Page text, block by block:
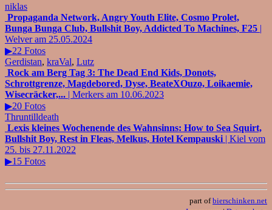
niklas
Propaganda Network, Angry Youth Elite, Cosmo Prolet,
Bunga Bunga Club, Bullshit Boy, Addicted To Machines, F25 |
Welver am 25.05.2024
▶22 Fotos
Gerdistan, kraVal, Lutz
Rock am Berg Tag 3: The Dead End Kids, Donots,
Schrottgrenze, Magdebored, Dyse, BeateXOuzo, Loikaemie,
Wisecräcker,... | Merkers am 10.06.2023
▶20 Fotos
Thruntilldeath
Lexis kleines Wochenende des Wahnsinns: How to Sea Squirt,
Bullshit Boy, Rest in Fleas, Melkus, Hotel Kempauski | Kiel vom
25. bis 27.11.2022
▶15 Fotos
part ofbierschinken.net